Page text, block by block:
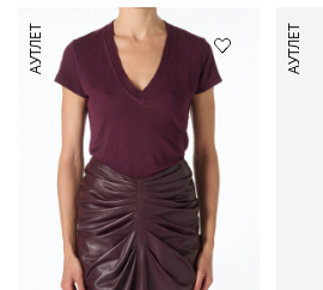
АУТЛЕТ АУТЛЕТ